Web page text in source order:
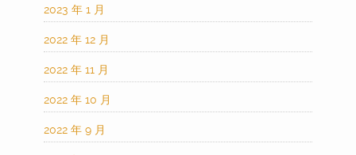
2023 年 1 月
2022 年 12 月
2022 年 11 月
2022 年 10 月
2022 年 9 月